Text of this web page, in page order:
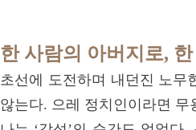
한 사람의 아버지로,
초선에 도전하며 내던진 노무
않는다. 으레 정치인이라면 무